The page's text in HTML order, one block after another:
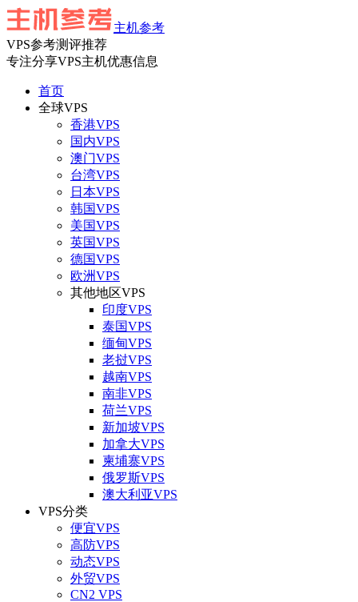
主机参考
VPS参考测评推荐
专注分享VPS主机优惠信息
首页
全球VPS
香港VPS
国内VPS
澳门VPS
台湾VPS
日本VPS
韩国VPS
美国VPS
英国VPS
德国VPS
欧洲VPS
其他地区VPS
印度VPS
泰国VPS
缅甸VPS
老挝VPS
越南VPS
南非VPS
荷兰VPS
新加坡VPS
加拿大VPS
柬埔寨VPS
俄罗斯VPS
澳大利亚VPS
VPS分类
便宜VPS
高防VPS
动态VPS
外贸VPS
CN2 VPS